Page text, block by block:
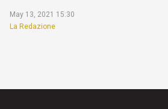
May 13, 2021 15:30
La Redazione